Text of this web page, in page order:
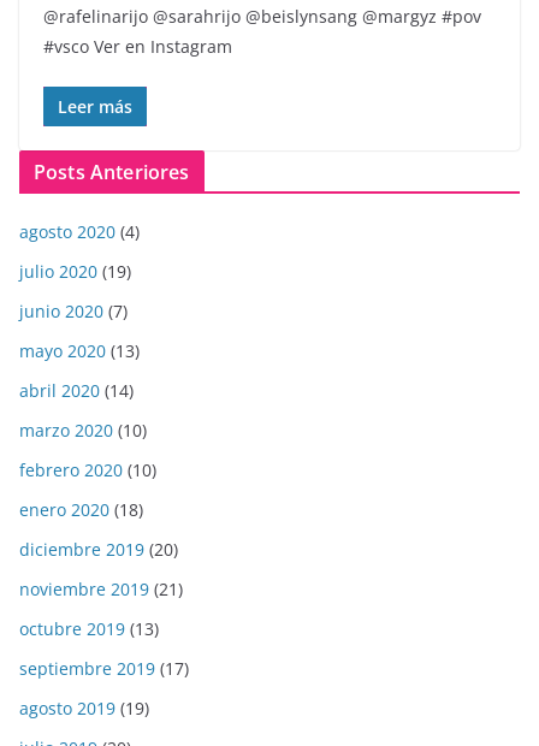
@rafelinarijo @sarahrijo @beislynsang @margyz #pov
#vsco Ver en Instagram
Leer más
Posts Anteriores
agosto 2020 (4)
julio 2020 (19)
junio 2020 (7)
mayo 2020 (13)
abril 2020 (14)
marzo 2020 (10)
febrero 2020 (10)
enero 2020 (18)
diciembre 2019 (20)
noviembre 2019 (21)
octubre 2019 (13)
septiembre 2019 (17)
agosto 2019 (19)